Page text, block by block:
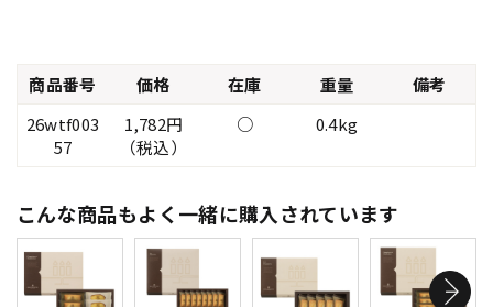
商品番号 価格 在庫 重量
備考
26wtf003
57
1,782円
（税込）
○ 0.4kg
こんな商品もよく一緒に購入されています